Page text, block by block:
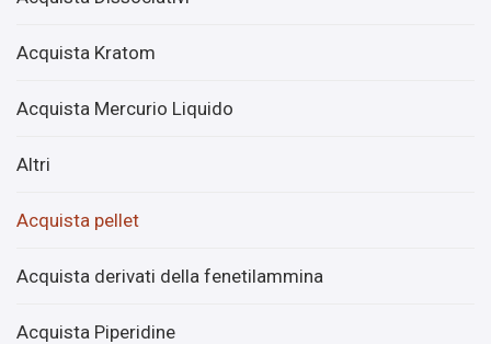
Acquista Kratom
Acquista Mercurio Liquido
Altri
Acquista pellet
Acquista derivati ​​della fenetilammina
Acquista Piperidine